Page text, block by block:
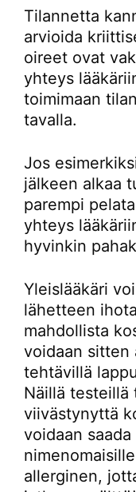
Tilannetta
arvioida
oireet ovat
yhteys
toimimaan
tavalla.
Jos
jälkeen alkaa
parempi
yhteys
hyvinkin
Yleislääkäri
lähetteen
mahdollista
voidaan sitten
tehtävillä
Näillä testeillä
viivästynyttä
voidaan
allerginen,